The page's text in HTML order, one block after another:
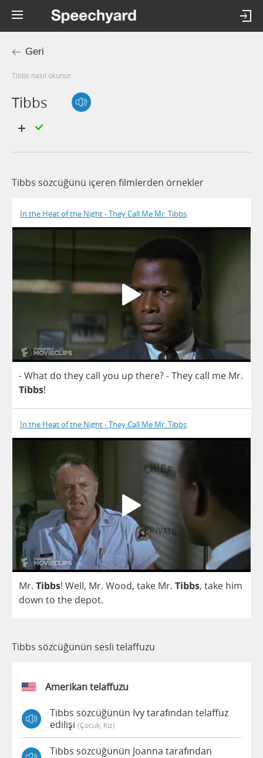
Geri
tibbs nasıl okunur
Tibbs
Tibbs sözcüğünü içeren filmlerden örnekler
In the Heat of the Night - They Call Me Mr. Tibbs
-What do they call you up there?-They call me Mr.
Tibbs!
In the Heat of the Night - They Call Me Mr. Tibbs
Mr. Tibbs! Well, Mr. Wood, take Mr. Tibbs, take him
down to the depot.
Tibbs sözcüğünün sesli telaffuzu
Amerikan telaffuzu
Tibbs sözcüğünün Ivy tarafından telaffuz
edilişi (çocuk, Kız)
Tibbs sözcüğünün Joanna tarafından